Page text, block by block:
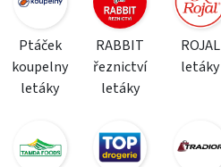
Ptáček
koupelny
letáky
RABBIT
řeznictví
letáky
ROJAL
letáky